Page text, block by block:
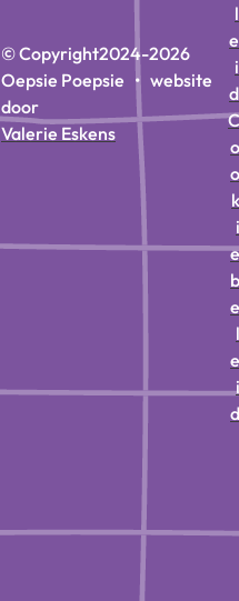
© Copyright2024-2026
Oepsie Poepsie • website
door
Valerie Eskens
l
e
i
d
C
o
o
k
i
e
b
e
l
e
i
d